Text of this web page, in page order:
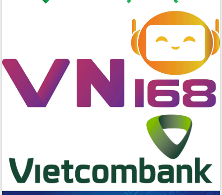
nghiệp Đắk Lắk tăng trưởng bứt phá
trong hành trình chuyển đổi số tại Đắk
Đắk Lắk nâng cao hiệu quả công tác
Đảng từ Sổ tay đảng viên điện tử
Đắk Lắk đẩy mạnh nuôi biển công
cấp xã
Đắk Lắk phát động hưởng ứng Ngày
Quyền của người tiêu dùng Việt Nam